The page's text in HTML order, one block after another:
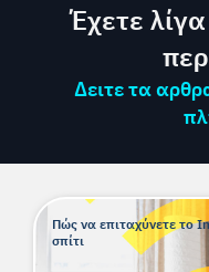
Έχετε
Δειτε τα
Πώς να επιταχύνετε το
σπίτι